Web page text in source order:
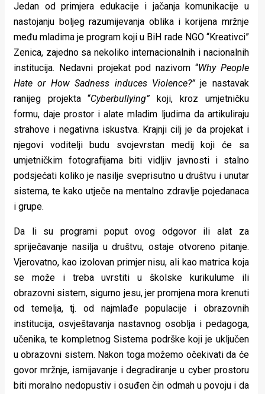
Jedan od primjera edukacije i jačanja komunikacije u
nastojanju boljeg razumijevanja oblika i korijena mržnje
među mladima je program koji u BiH rade NGO “Kreativci”
Zenica, zajedno sa nekoliko internacionalnih i nacionalnih
institucija. Nedavni projekat pod nazivom “Why People
Hate or How Sadness induces Violence?”je nastavak
ranijeg projekta “Cyberbullying”koji, kroz umjetničku
formu, daje prostor i alate mladim ljudima da artikuliraju
strahove i negativna iskustva. Krajnji cilj je da projekat i
njegovi voditelji budu svojevrstan medij koji će sa
umjetničkim fotografijama biti vidljiv javnosti i stalno
podsjećati koliko je nasilje sveprisutno u društvu i unutar
sistema, te kako utječe na mentalno zdravlje pojedanaca
i grupe.
Da li su programi poput ovog odgovor ili alat za
spriječavanje nasilja u društvu, ostaje otvoreno pitanje.
Vjerovatno, kao izolovan primjer nisu, ali kao matrica koja
se može i treba uvrstiti u školske kurikulume ili
obrazovni sistem, sigurno jesu, jer promjena mora krenuti
od temelja, tj. od najmlađe populacije i obrazovnih
institucija, osvještavanja nastavnog osoblja i pedagoga,
učenika, te kompletnog Sistema podrške koji je uključen
u obrazovni sistem. Nakon toga možemo očekivati da će
govor mržnje, ismijavanje i degradiranje u cyber prostoru
biti moralno nedopustiv i osuđen čin odmah u povoju i da